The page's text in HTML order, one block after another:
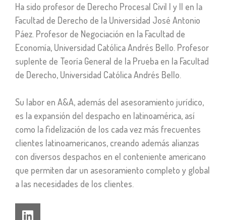
Ha sido profesor de Derecho Procesal Civil I y II en la
Facultad de Derecho de la Universidad José Antonio
Páez. Profesor de Negociación en la Facultad de
Economía, Universidad Católica Andrés Bello. Profesor
suplente de Teoría General de la Prueba en la Facultad
de Derecho, Universidad Católica Andrés Bello.
Su labor en A&A, además del asesoramiento jurídico,
es la expansión del despacho en latinoamérica, así
como la fidelización de los cada vez más frecuentes
clientes latinoamericanos, creando además alianzas
con diversos despachos en el conteniente americano
que permiten dar un asesoramiento completo y global
a las necesidades de los clientes.